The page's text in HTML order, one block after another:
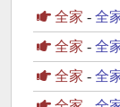
全家 - 全
全家 - 全
全家 - 全